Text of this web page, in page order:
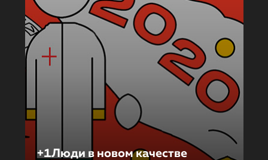
+1Люди в новом качестве